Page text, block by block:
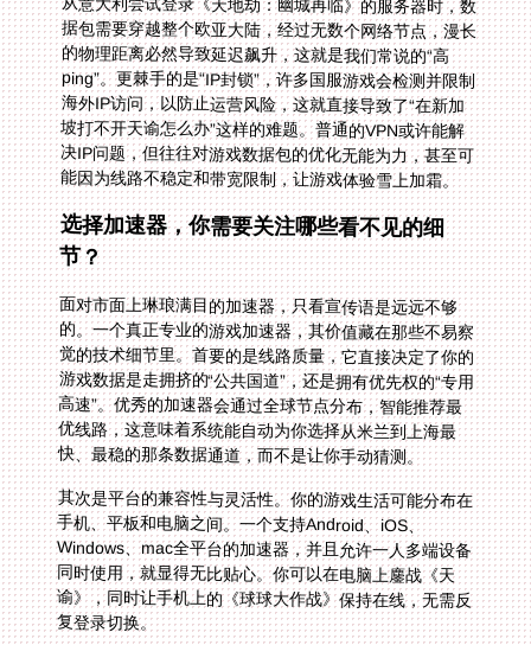
能因为线路不稳定和带宽限制，让游戏体验雪上加霜。
选择加速器，你需要关注哪些看不见的细
节？
面对市面上琳琅满目的加速器，只看宣传语是远远不够
的。一个真正专业的游戏加速器，其价值藏在那些不易察
觉的技术细节里。首要的是线路质量，它直接决定了你的
游戏数据是走拥挤的“公共国道”，还是拥有优先权的“专用
高速”。优秀的加速器会通过全球节点分布，智能推荐最
优线路，这意味着系统能自动为你选择从米兰到上海最
快、最稳的那条数据通道，而不是让你手动猜测。
其次是平台的兼容性与灵活性。你的游戏生活可能分布在
手机、平板和电脑之间。一个支持Android、iOS、
Windows、mac全平台的加速器，并且允许一人多端设备
同时使用，就显得无比贴心。你可以在电脑上鏖战《天
谕》，同时让手机上的《球球大作战》保持在线，无需反
复登录切换。